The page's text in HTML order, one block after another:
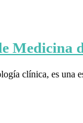
Medicina
clínica, es una